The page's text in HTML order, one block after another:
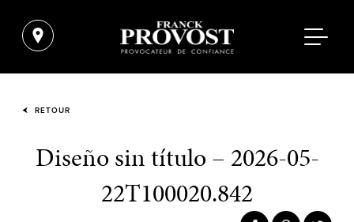
RETOUR
Diseño sin título – 2026-05-
22T100020.842